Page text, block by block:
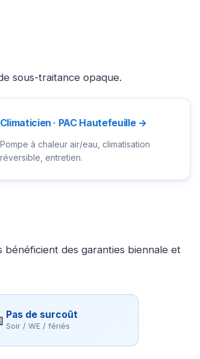
sous-traitance opaque.
Climaticien · PAC Hautefeuille →
Pompe à chaleur air/eau, climatisation
réversible, entretien.
bénéficient des garanties biennale et
Pas de surcoût
Soir / WE / fériés